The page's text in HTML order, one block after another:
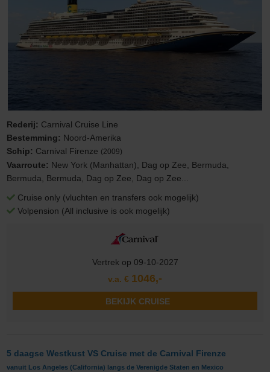
Rederij: Carnival Cruise Line
Bestemming: Noord-Amerika
Schip: Carnival Firenze (2009)
Vaarroute: New York (Manhattan), Dag op Zee, Bermuda,
Bermuda, Bermuda, Dag op Zee, Dag op Zee...
Cruise only (vluchten en transfers ook mogelijk)
Volpension (All inclusive is ook mogelijk)
Vertrek op 09-10-2027
v.a. € 1046,-
BEKIJK CRUISE
5 daagse Westkust VS Cruise met de Carnival Firenze
vanuit Los Angeles (California) langs de Verenigde Staten en Mexico